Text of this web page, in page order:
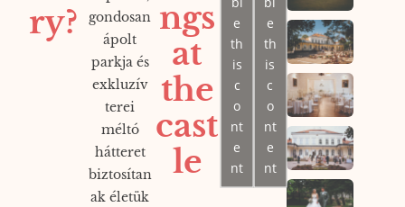
ry?
gondosan
ápolt
parkja és
exkluzív
terei
méltó
hátteret
biztosítan
ak életük
ngs
at
the
cast
le
e
th
is
c
o
nt
e
nt
e
th
is
c
o
nt
e
nt